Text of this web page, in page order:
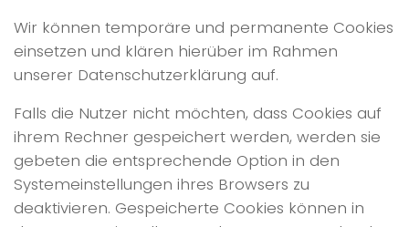
Wir können temporäre und permanente Cookies
einsetzen und klären hierüber im Rahmen
unserer Datenschutzerklärung auf.
Falls die Nutzer nicht möchten, dass Cookies auf
ihrem Rechner gespeichert werden, werden sie
gebeten die entsprechende Option in den
Systemeinstellungen ihres Browsers zu
deaktivieren. Gespeicherte Cookies können in